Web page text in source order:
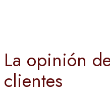
La opinión
clientes